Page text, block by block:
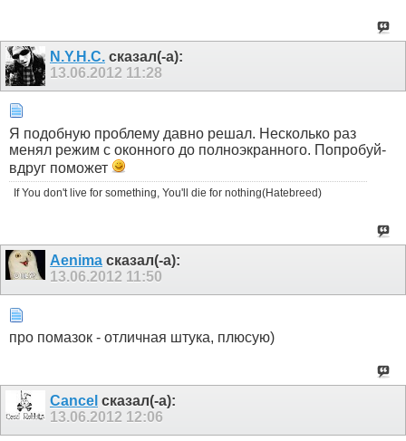
N.Y.H.C. сказал(-а):
13.06.2012 11:28
Я подобную проблему давно решал. Несколько раз
менял режим с оконного до полноэкранного. Попробуй-
вдруг поможет
If You don't live for something, You'll die for nothing(Hatebreed)
Aenima сказал(-а):
13.06.2012 11:50
про помазок - отличная штука, плюсую)
Cancel сказал(-а):
13.06.2012 12:06